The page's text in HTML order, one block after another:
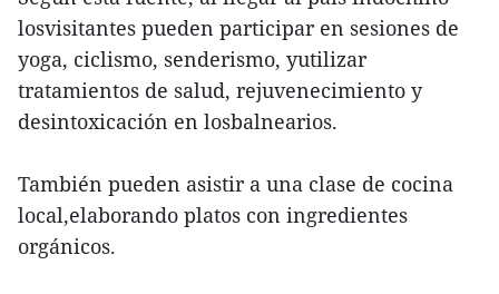
losvisitantes pueden participar en sesiones de
yoga, ciclismo, senderismo, yutilizar
tratamientos de salud, rejuvenecimiento y
desintoxicación en losbalnearios.
También pueden asistir a una clase de cocina
local,elaborando platos con ingredientes
orgánicos.